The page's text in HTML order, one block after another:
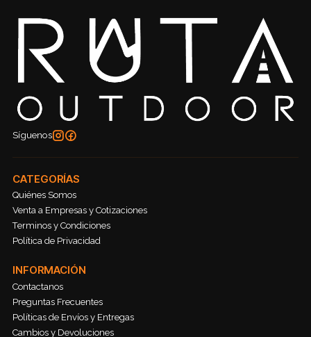
Síguenos
CATEGORÍAS
Quiénes Somos
Venta a Empresas y Cotizaciones
Terminos y Condiciones
Política de Privacidad
INFORMACIÓN
Contactanos
Preguntas Frecuentes
Políticas de Envíos y Entregas
Cambios y Devoluciones